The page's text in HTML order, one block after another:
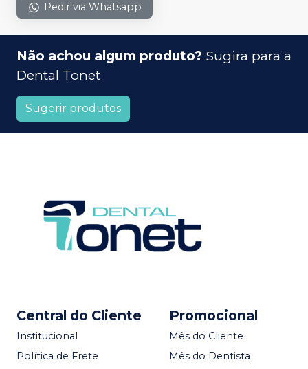
Pedir via Whatsapp
Não achou algum produto? Sugira para a
Dental Tonet
Sugerir produtos
Central do Cliente
Institucional
Política de Frete
Promocional
Mês do Cliente
Mês do Dentista